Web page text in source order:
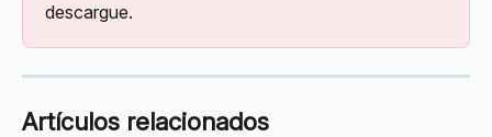
descargue.
Artículos relacionados